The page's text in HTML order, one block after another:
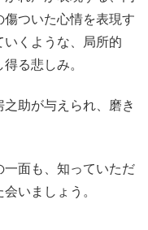
ついた心情を表現す
いくような、局所的
る悲しみ。
助が与えられ、磨き
面も、知っていただ
いましょう。